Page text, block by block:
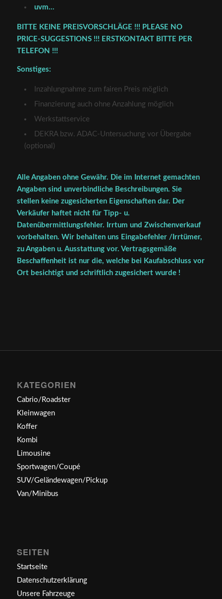
uvm…
BITTE KEINE PREISVORSCHLÄGE !!! PLEASE NO
PRICE-SUGGESTIONS !!! ERSTKONTAKT BITTE PER
TELEFON !!!
Sonstiges:
Inzahlungnahme zum fairen Preis möglich
Finanzierung auch ohne Anzahlung möglich
Werkstattservice
DEKRA bzw. ADAC-Untersuchung vor Übergabe
(optional)
Alle Angaben ohne Gewähr. Die im Internet gemachten
Angaben sind unverbindliche Beschreibungen. Sie
stellen keine zugesicherten Eigenschaften dar. Der
Verkäufer haftet nicht für Tipp- u.
Datenübermittlungsfehler. Irrtum und Zwischenverkauf
vorbehalten. Wir behalten uns Eingabefehler /Irrtümer,
zu Angaben u. Ausstattung vor. Vertragsgemäße
Beschaffenheit ist nur die, welche bei Kaufabschluss vor
Ort besichtigt und schriftlich zugesichert wurde !
KATEGORIEN
Cabrio/Roadster
Kleinwagen
Koffer
Kombi
Limousine
Sportwagen/Coupé
SUV/Geländewagen/Pickup
Van/Minibus
SEITEN
Startseite
Datenschutzerklärung
Unsere Fahrzeuge